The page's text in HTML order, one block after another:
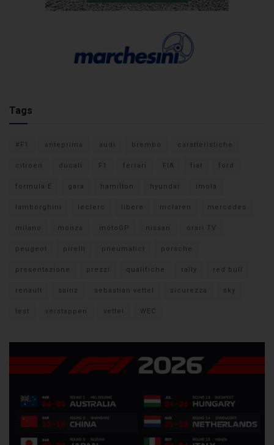
Tags
#F1 anteprima audi brembo caratteristiche
citroen ducati F1 ferrari FIA fiat ford
formula E gara hamilton hyundai imola
lamborghini leclerc libere mclaren mercedes
milano monza motoGP nissan orari TV
peugeot pirelli pneumatici porsche
presentazione prezzi qualifiche rally red bull
renault sainz sebastian vettel sicurezza sky
test verstappen vettel WEC